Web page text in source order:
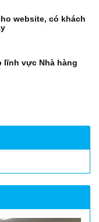
website, có khách
lĩnh vực Nhà hàng